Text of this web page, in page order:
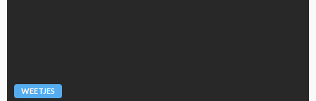
WEETJES